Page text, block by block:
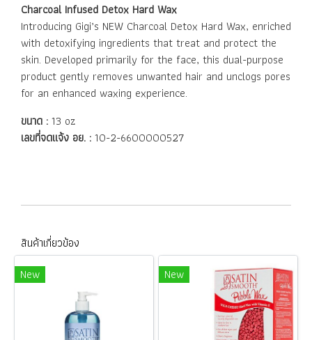
Charcoal Infused Detox Hard Wax
Introducing Gigi’s NEW Charcoal Detox Hard Wax, enriched
with detoxifying ingredients that treat and protect the
skin. Developed primarily for the face, this dual-purpose
product gently removes unwanted hair and unclogs pores
for an enhanced waxing experience.
ขนาด : 13 oz
เลขที่จดแจ้ง อย. : 10-2-6600000527
สินค้าเกี่ยวข้อง
New
New